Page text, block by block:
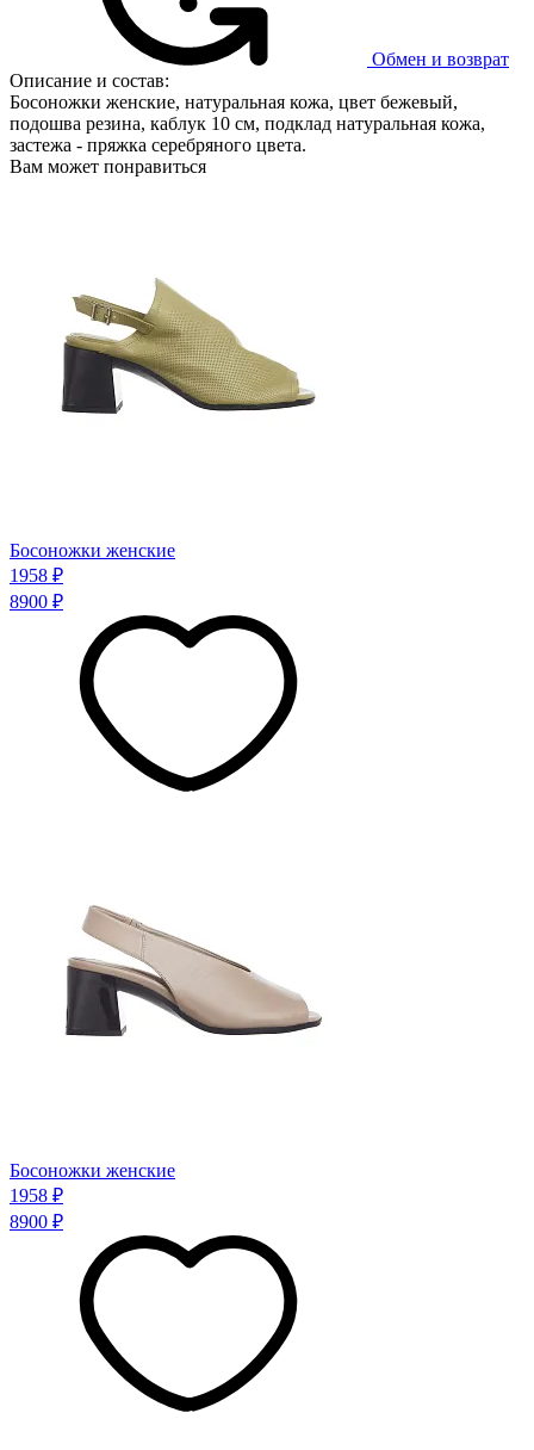
Обмен и возврат
Описание и состав:
Босоножки женские, натуральная кожа, цвет бежевый,
подошва резина, каблук 10 см, подклад натуральная кожа,
застежа - пряжка серебряного цвета.
Вам может понравиться
Босоножки женские
1958 ₽
8900 ₽
Босоножки женские
1958 ₽
8900 ₽